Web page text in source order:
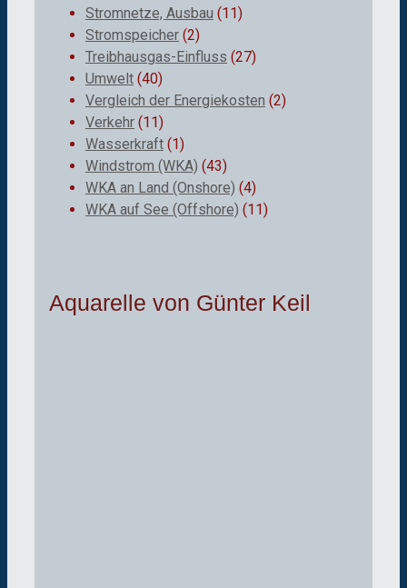
Stromnetze, Ausbau (11)
Stromspeicher (2)
Treibhausgas-Einfluss (27)
Umwelt (40)
Vergleich der Energiekosten (2)
Verkehr (11)
Wasserkraft (1)
Windstrom (WKA) (43)
WKA an Land (Onshore) (4)
WKA auf See (Offshore) (11)
Aquarelle von Günter Keil